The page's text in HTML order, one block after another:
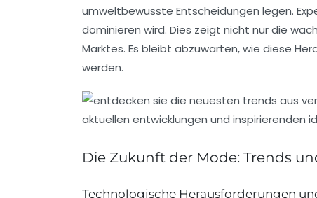
umweltbewusste Entscheidungen legen.
dominieren wird. Dies zeigt nicht nur die
Marktes. Es bleibt abzuwarten, wie diese
werden.
Die Zukunft der Mode: Trends
Technologische Herausforderungen